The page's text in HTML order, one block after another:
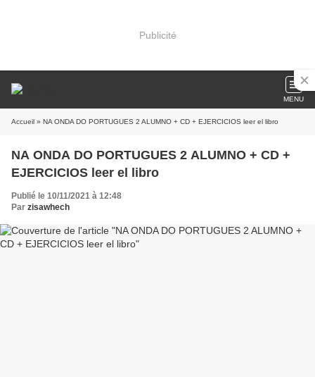
Publicité
MENU
Accueil » NA ONDA DO PORTUGUES 2 ALUMNO + CD + EJERCICIOS leer el libro
NA ONDA DO PORTUGUES 2 ALUMNO + CD +
EJERCICIOS leer el libro
Publié le 10/11/2021 à 12:48
Par zisawhech